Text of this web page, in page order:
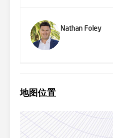
Nathan Foley
地图位置